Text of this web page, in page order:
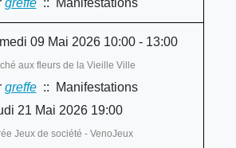
greffe:: Manifestations
09 Mai 2026 10:00 - 13:00
aux fleurs de la Vieille Ville
greffe:: Manifestations
21 Mai 2026 19:00
Jeux de société - VenoJeux